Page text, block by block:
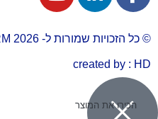
© כל הזכויות שמורות ל- 2026 MyBusiness -CRM
created by : HD
הכירו את המוצר